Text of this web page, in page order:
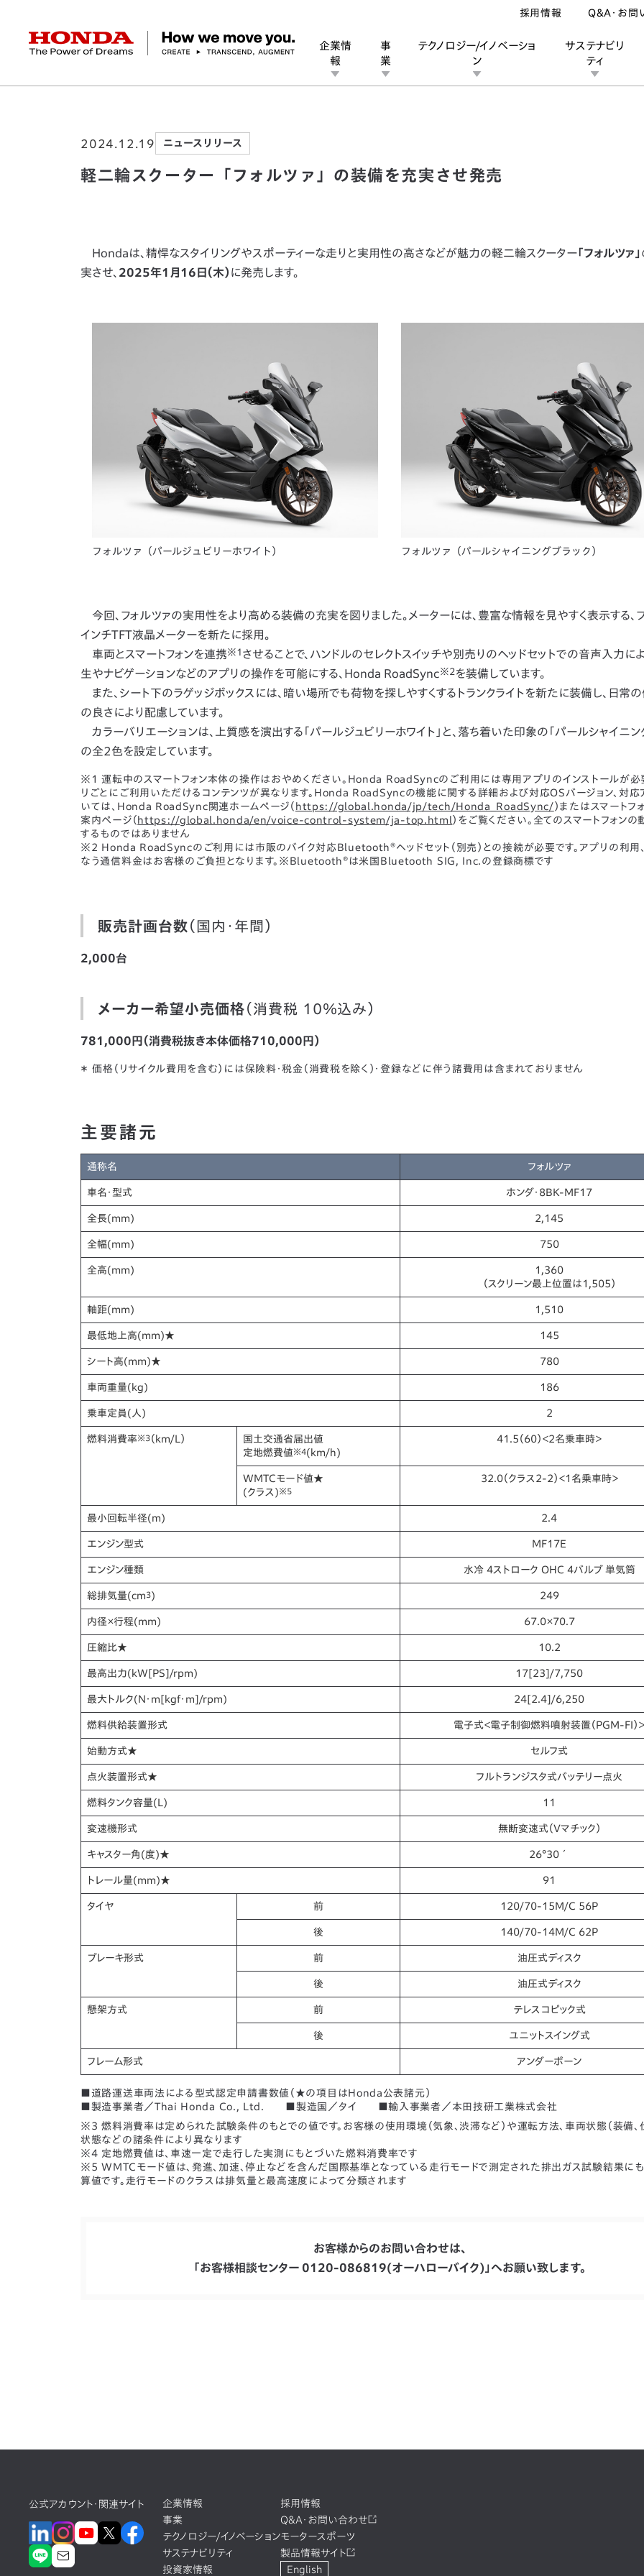
HONDA The Power of Dreams
企業情
報
経営方針 会社概要 ヒストリー
事
業
パワープロダクツ マリン
テクノロジー/イノベーショ
ン
デザイン オープンイノベーション
サステナビリ
ティ
Honda Report 環境 社会
財務・業績情報 株式・債券情報
採用情報 Q&A・お問
軽二輪スクーター「フォルツァ」の装備を充実させ発売
2024.12.19 ニュースリリース
軽二輪スクーター「フォルツァ」の装備を充実させ発売
Hondaは、精悍なスタイリングやスポーティーな走りと実用性の高さなどが魅力の軽二輪スクーター 「フォルツァ」
実させ、 2025年1月16日（木） に発売します。
フォルツァ（パールジュビリーホワイト） フォルツァ（パールシャイニングブラック）
今回、フォルツァの実用性をより高める装備の充実を図りました。メーターには、豊富な情報を見やすく表示する、
インチTFT液晶メーターを新たに採用。
車両とスマートフォンを連携※1 させることで、ハンドルのセレクトスイッチや別売りのヘッドセットでの音声入力に
生やナビゲーションなどのアプリの操作を可能にする、Honda RoadSync※2を装備しています。
また、シート下のラゲッジボックスには、暗い場所でも荷物を探しやすくするトランクライトを新たに装備し、日常
の良さにより配慮しています。
カラーバリエーションは、上質感を演出する「パールジュビリーホワイト」と、落ち着いた印象の「パールシャイニン
の全2色を設定しています。
※1 運転中のスマートフォン本体の操作はおやめください。Honda RoadSyncのご利用には専用アプリのインストールが必
リごとにご利用いただけるコンテンツが異なります。Honda RoadSyncの機能に関する詳細および対応OSバージョン、対応
いては、Honda RoadSync関連ホームページ（ https://global.honda/jp/tech/Honda_RoadSync/ ）またはスマートフ
案内ページ（ https://global.honda/en/voice-control-system/ja-top.html ）をご覧ください。全てのスマートフォン
するものではありません
※2 Honda RoadSyncのご利用には市販のバイク対応Bluetooth®ヘッドセット（別売）との接続が必要です。アプリの利用
なう通信料金はお客様のご負担となります。※Bluetooth®は米国Bluetooth SIG, Inc.の登録商標です
販売計画台数 （国内・年間）
2,000台
メーカー希望小売価格 （消費税 10％込み）
781,000円（消費税抜き本体価格710,000円）
＊ 価格（リサイクル費用を含む）には保険料・税金（消費税を除く）・登録などに伴う諸費用は含まれておりません
主要諸元
通称名 フォルツァ
車名・型式 ホンダ・8BK-MF17
全長(mm) 2,145
全幅(mm) 750
全高(mm)
1,360
（スクリーン最上位置は1,505）
軸距(mm) 1,510
最低地上高(mm)★ 145
シート高(mm)★ 780
車両重量(kg) 186
乗車定員 (人) 2
燃料消費率※3（km/L）
国土交通省届出値
定地燃費値※4(km/h)
41.5（60）＜2名乗車時＞
WMTCモード値★
(クラス)※5
32.0（クラス2-2）＜1名乗車時＞
最小回転半径(m) 2.4
エンジン型式 MF17E
エンジン種類 水冷 4ストローク OHC 4バルブ 単気筒
総排気量(cm3) 249
内径×行程(mm) 67.0×70.7
圧縮比★ 10.2
最高出力(kW[PS]/rpm) 17[23]/7,750
最大トルク(N・m[kgf・m]/rpm) 24[2.4]/6,250
燃料供給装置形式 電子式＜電子制御燃料噴射装置（PGM-FI）＞
始動方式★ セルフ式
点火装置形式★ フルトランジスタ式バッテリー点火
燃料タンク容量(L) 11
変速機形式 無断変速式（Vマチック）
キャスター角 (度)★ 26°30´
トレール量(mm)★ 91
タイヤ 前 120/70-15M/C 56P
後 140/70-14M/C 62P
ブレーキ形式 前 油圧式ディスク
後 油圧式ディスク
懸架方式 前 テレスコピック式
後 ユニットスイング式
フレーム形式 アンダーボーン
■道路運送車両法による型式認定申請書数値（★の項目はHonda公表諸元）
■製造事業者／Thai Honda Co., Ltd. ■製造国／タイ ■輸入事業者／本田技研工業株式会社
※3 燃料消費率は定められた試験条件のもとでの値です。お客様の使用環境（気象、渋滞など）や運転方法、車両状態（装備、
状態などの諸条件により異なります
※4 定地燃費値は、車速一定で走行した実測にもとづいた燃料消費率です
※5 WMTCモード値は、発進、加速、停止などを含んだ国際基準となっている走行モードで測定された排出ガス試験結果に
算値です。走行モードのクラスは排気量と最高速度によって分類されます
お客様からのお問い合わせは、
「お客様相談センター 0120-086819(オーハローバイク)」へお願い致します。
公式アカウント・関連サイト
企業情報
事業
テクノロジー/イノベーション
サステナビリティ
投資家情報
採用情報
Q&A・お問い合わせ
モータースポーツ
製品情報サイト
English